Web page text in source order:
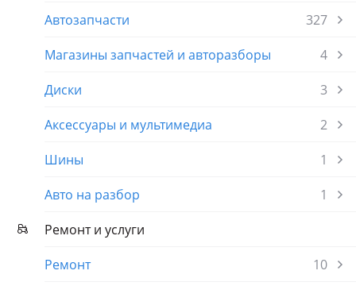
Автозапчасти
327
Магазины запчастей и авторазборы
4
Диски
3
Аксессуары и мультимедиа
2
Шины
1
Авто на разбор
1
Ремонт и услуги
Ремонт
10